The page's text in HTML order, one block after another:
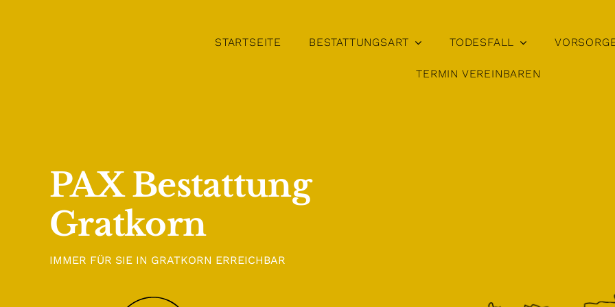
STARTSEITE BESTATTUNGSART TODESFALL
TERMIN VEREINBAREN
PAX Bestattung
Gratkorn
IMMER FÜR SIE IN GRATKORN ERREICHBAR